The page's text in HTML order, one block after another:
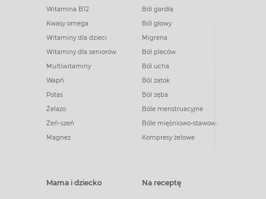
Witamina B12
Kwasy omega
Witaminy dla dzieci
Witaminy dla seniorów
Multiwitaminy
Wapń
Potas
Żelazo
Żeń-szeń
Magnez
Ból gardła
Ból głowy
Migrena
Ból pleców
Ból ucha
Ból zatok
Ból zęba
Bóle menstruacyjne
Bóle mięśniowo-stawowe
Kompresy żelowe
Mama i dziecko Na receptę